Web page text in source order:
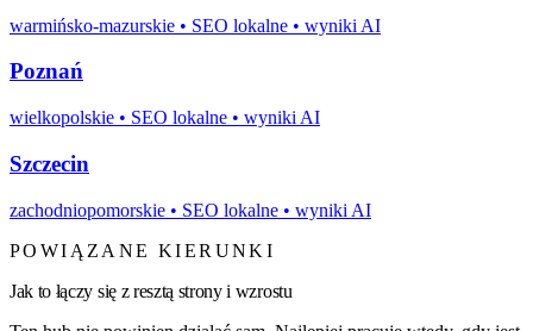
warmińsko-mazurskie • SEO lokalne • wyniki AI
Poznań
wielkopolskie • SEO lokalne • wyniki AI
Szczecin
zachodniopomorskie • SEO lokalne • wyniki AI
POWIĄZANE KIERUNKI
Jak to łączy się z resztą strony i wzrostu